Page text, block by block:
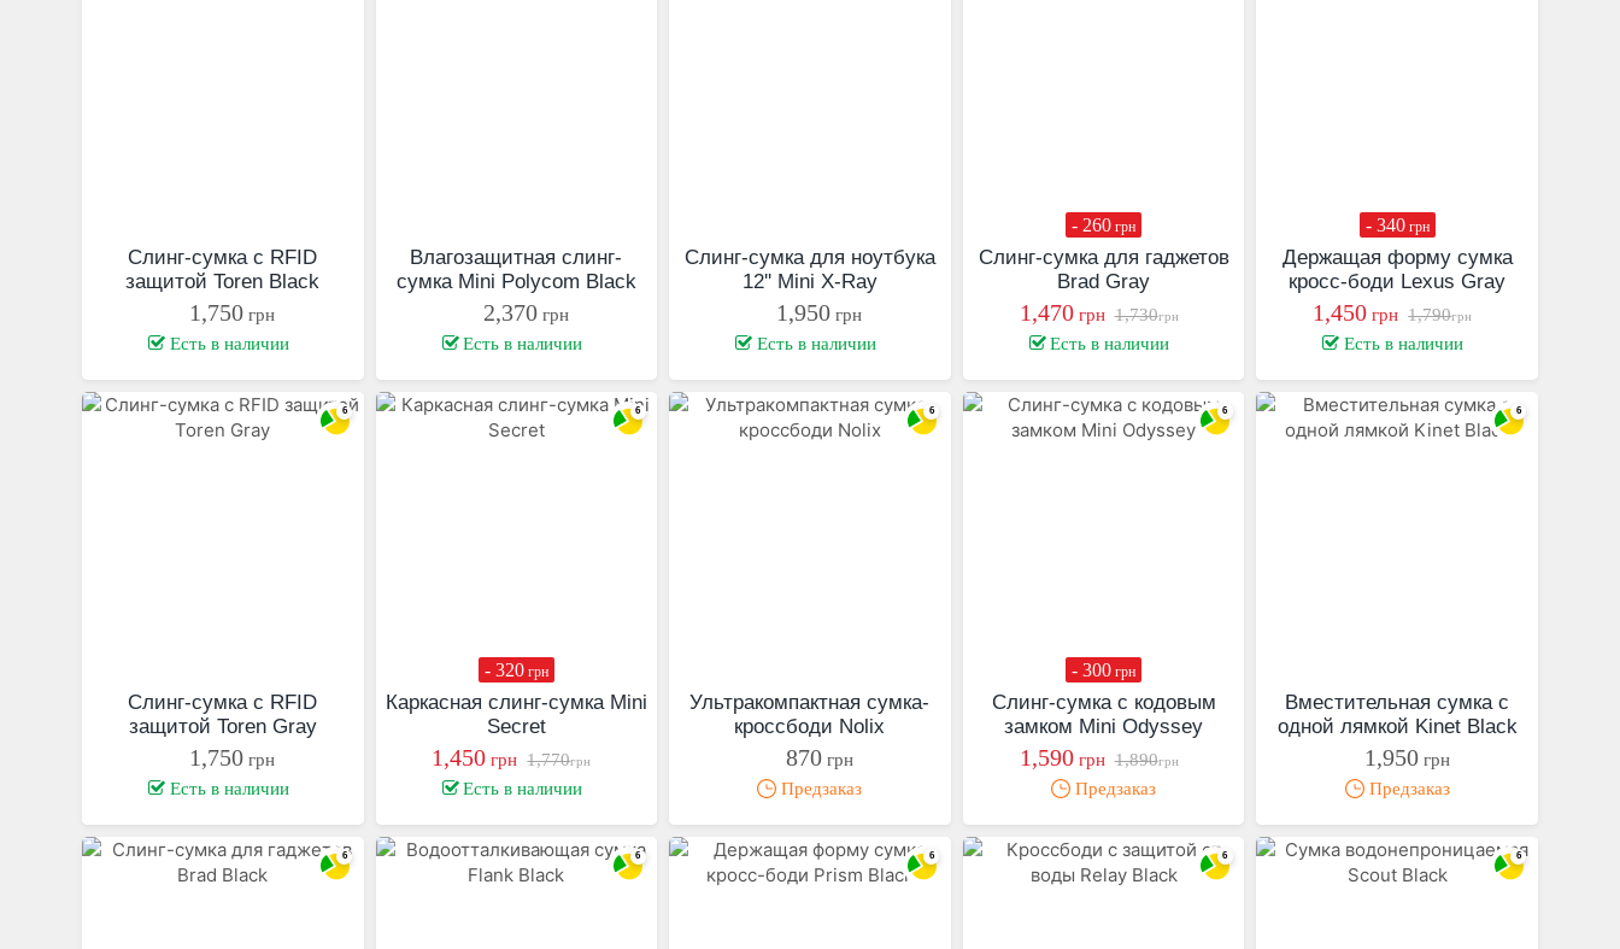
Слинг-сумка с RFID
защитой Toren Black
1,750 грн
Есть в наличии
Влагозащитная слинг-
сумка Mini Polycom Black
2,370грн
Есть в наличии
Слинг-сумка для ноутбука
12'' Mini X-Ray
1,950 грн
Есть в наличии
Слинг-сумка для гаджетов
Brad Gray
1,470грн 1,730грн
- 260 грн
Есть в наличии
Держащая форму сумка
кросс-боди Lexus Gray
1,450 грн 1,790грн
- 340грн
Есть в наличии
Слинг-сумка с RFID
защитой Toren Gray
1,750 грн
Есть в наличии
Каркасная слинг-сумка Mini
Secret
1,450 грн 1,770грн
- 320грн
Есть в наличии
Ультракомпактная сумка-
кроссбоди Nolix
870грн
Предзаказ
Слинг-сумка с кодовым
замком Mini Odyssey
1,590грн 1,890грн
- 300 грн
Предзаказ
Вместительная сумка с
одной лямкой Kinet Black
1,950грн
Предзаказ